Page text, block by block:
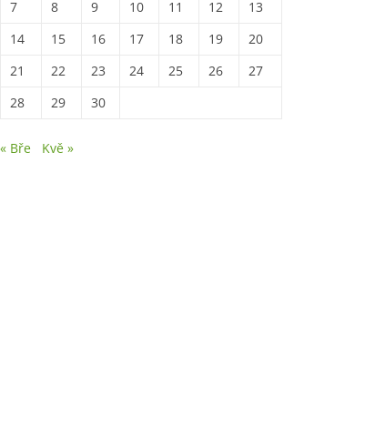
7
8 9 10 11 12
13
14
15 16 17 18 19
20
21
22 23 24 25 26
27
28
29 30
« Bře Kvě »